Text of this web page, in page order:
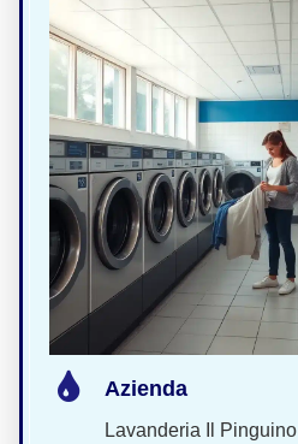
Azienda
Lavanderia Il Pinguino